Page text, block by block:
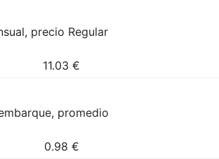
precio Regular
11.03 €
promedio
0.98 €